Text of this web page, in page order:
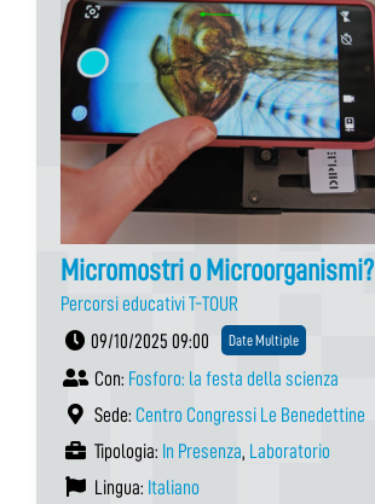
Micromostri o Microorganismi?
Percorsi educativi T-TOUR
09/10/2025 09:00
Date Multiple
Con: Fosforo: la festa della scienza
Sede: Centro Congressi Le Benedettine
Tipologia: In Presenza, Laboratorio
Lingua: Italiano